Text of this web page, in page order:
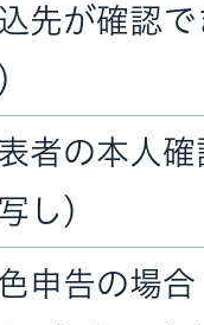
先が確認
者の本人
し）
申告の場合